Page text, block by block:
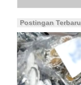
Postingan Terbaru